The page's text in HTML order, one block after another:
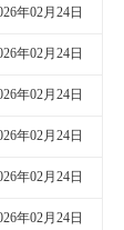
年02月24日
年02月24日
年02月24日
年02月24日
年02月24日
年02月24日